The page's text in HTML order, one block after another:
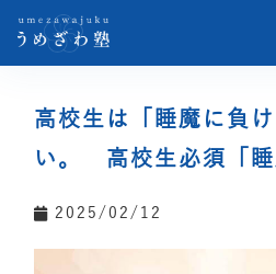
高校生は「睡魔に負
い。 高校生必須「睡
2025/02/12